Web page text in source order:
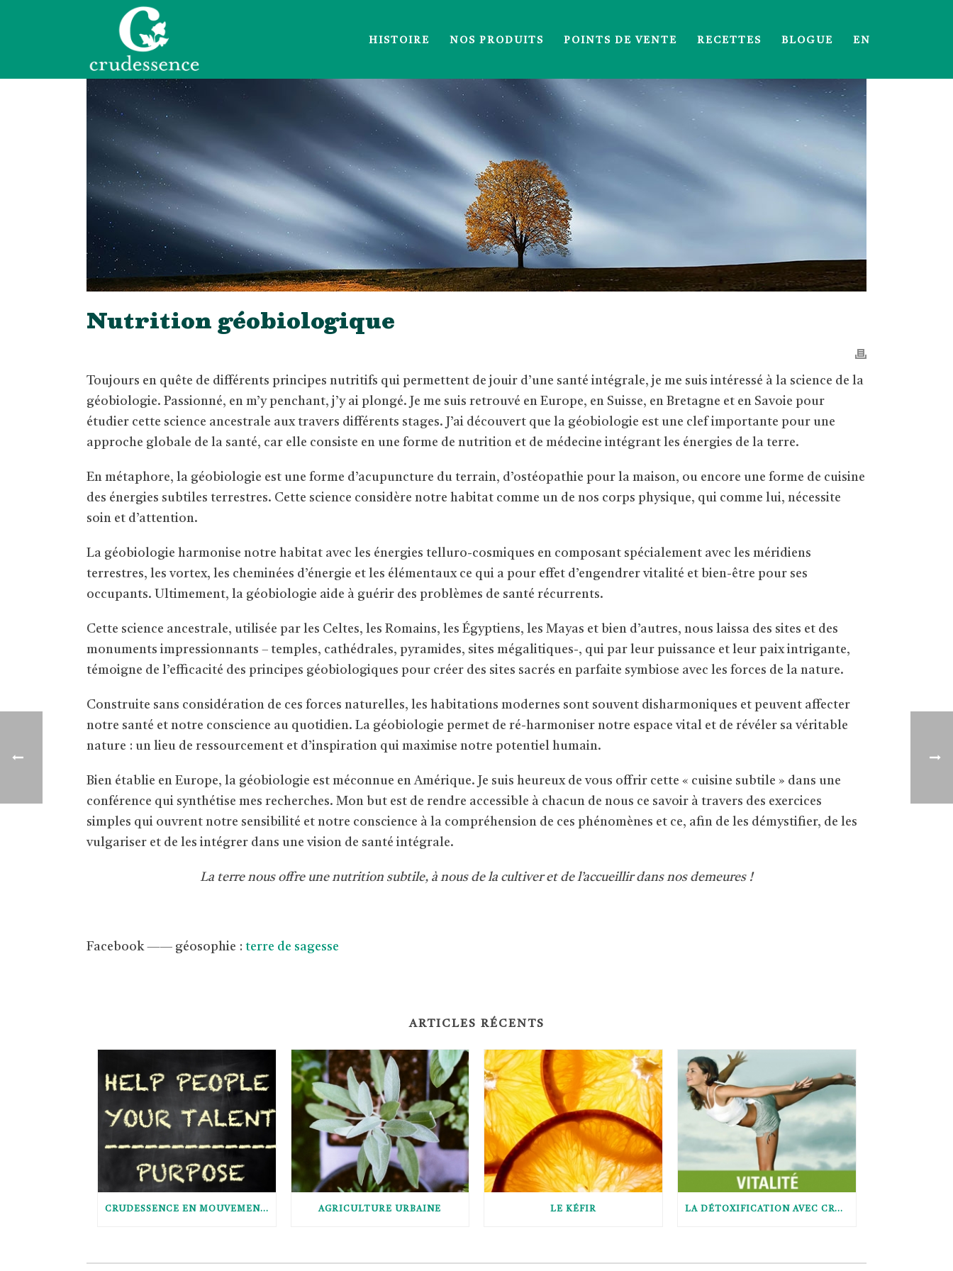
HISTOIRE NOS PRODUITS POINTS DE VENTE RECETTES BLOGUE EN
Nutrition géobiologique
Toujours en quête de différents principes nutritifs qui permettent de jouir d’une santé intégrale, je me suis intéressé à la science de la
géobiologie. Passionné, en m’y penchant, j’y ai plongé. Je me suis retrouvé en Europe, en Suisse, en Bretagne et en Savoie pour
étudier cette science ancestrale aux travers différents stages. J’ai découvert que la géobiologie est une clef importante pour une
approche globale de la santé, car elle consiste en une forme de nutrition et de médecine intégrant les énergies de la terre.
En métaphore, la géobiologie est une forme d’acupuncture du terrain, d’ostéopathie pour la maison, ou encore une forme de cuisine
des énergies subtiles terrestres. Cette science considère notre habitat comme un de nos corps physique, qui comme lui, nécessite
soin et d’attention.
La géobiologie harmonise notre habitat avec les énergies telluro-cosmiques en composant spécialement avec les méridiens
terrestres, les vortex, les cheminées d’énergie et les élémentaux ce qui a pour effet d’engendrer vitalité et bien-être pour ses
occupants. Ultimement, la géobiologie aide à guérir des problèmes de santé récurrents.
Cette science ancestrale, utilisée par les Celtes, les Romains, les Égyptiens, les Mayas et bien d’autres, nous laissa des sites et des
monuments impressionnants – temples, cathédrales, pyramides, sites mégalitiques-, qui par leur puissance et leur paix intrigante,
témoigne de l’efficacité des principes géobiologiques pour créer des sites sacrés en parfaite symbiose avec les forces de la nature.
Construite sans considération de ces forces naturelles, les habitations modernes sont souvent disharmoniques et peuvent affecter
notre santé et notre conscience au quotidien. La géobiologie permet de ré-harmoniser notre espace vital et de révéler sa véritable
nature : un lieu de ressourcement et d’inspiration qui maximise notre potentiel humain.
Bien établie en Europe, la géobiologie est méconnue en Amérique. Je suis heureux de vous offrir cette « cuisine subtile » dans une
conférence qui synthétise mes recherches. Mon but est de rendre accessible à chacun de nous ce savoir à travers des exercices
simples qui ouvrent notre sensibilité et notre conscience à la compréhension de ces phénomènes et ce, afin de les démystifier, de les
vulgariser et de les intégrer dans une vision de santé intégrale.
La terre nous offre une nutrition subtile, à nous de la cultiver et de l’accueillir dans nos demeures !
Facebook —— géosophie : terre de sagesse
ARTICLES RÉCENTS
CRUDESSENCE EN MOUVEMENT : LE POURQUOI DU COMMENT AGRICULTURE URBAINE LE KÉFIR LA DÉTOXIFICATION AVEC CRUDESSENCE